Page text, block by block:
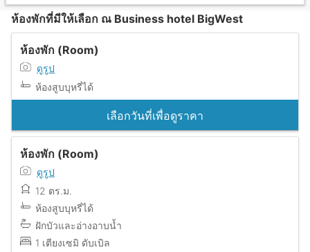
ห้องพักที่มีให้เลือก ณ Business hotel BigWest
ห้องพัก (Room)
ดูรูป
ห้องสูบบุหรี่ได้
เลือกวันที่เพื่อดูราคา
ห้องพัก (Room)
ดูรูป
12 ตร.ม.
ห้องสูบบุหรี่ได้
ฝักบัวและอ่างอาบน้ำ
1 เตียงเซมิ ดับเบิล